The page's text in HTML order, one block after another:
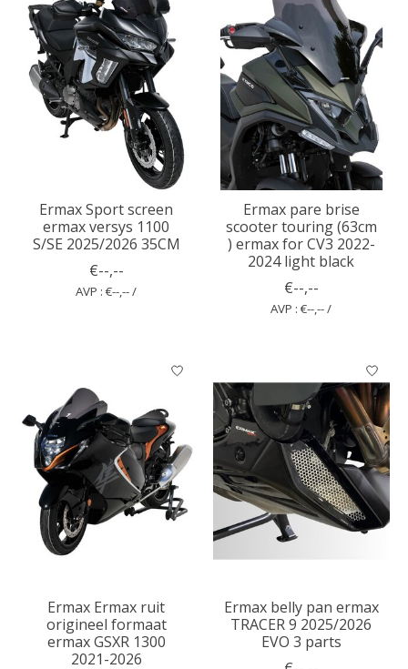
Ermax Sport screen
ermax versys 1100
S/SE 2025/2026 35CM
€--,--
AVP : €--,-- /
Ermax pare brise
scooter touring (63cm
) ermax for CV3 2022-
2024 light black
€--,--
AVP : €--,-- /
Ermax Ermax ruit
origineel formaat
ermax GSXR 1300
2021-2026
Ermax belly pan ermax
TRACER 9 2025/2026
EVO 3 parts